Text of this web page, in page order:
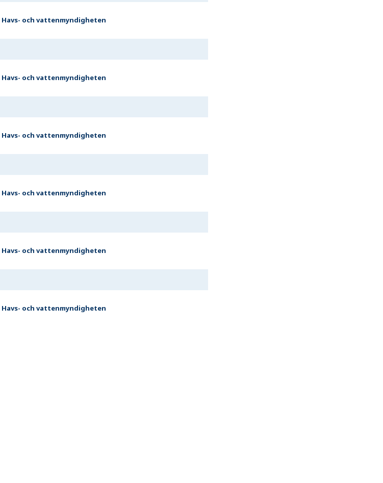
Havs- och vattenmyndigheten
Havs- och vattenmyndigheten
Havs- och vattenmyndigheten
Havs- och vattenmyndigheten
Havs- och vattenmyndigheten
Havs- och vattenmyndigheten